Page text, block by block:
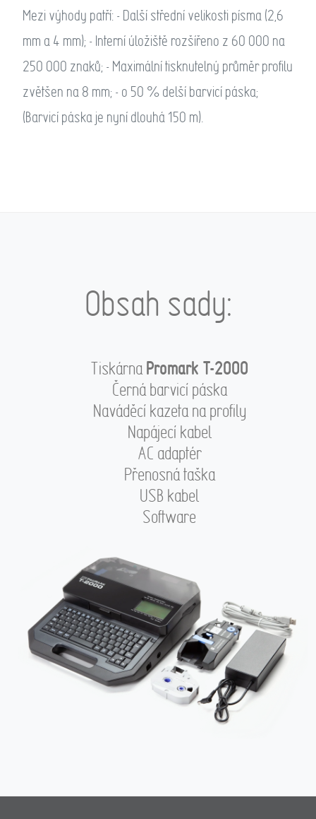
Mezi výhody patří: - Další střední velikosti písma (2,6
mm a 4 mm); - Interní úložiště rozšířeno z 60 000 na
250 000 znaků; - Maximální tisknutelný průměr profilu
zvětšen na 8 mm; - o 50 % delší barvicí páska;
(Barvicí páska je nyní dlouhá 150 m).
Obsah sady:
TiskárnaPromark T-2000
Černá barvicí páska
Naváděcí kazeta na profily
Napájecí kabel
AC adaptér
Přenosná taška
USB kabel
Software